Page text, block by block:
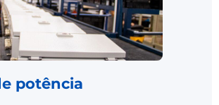
potência